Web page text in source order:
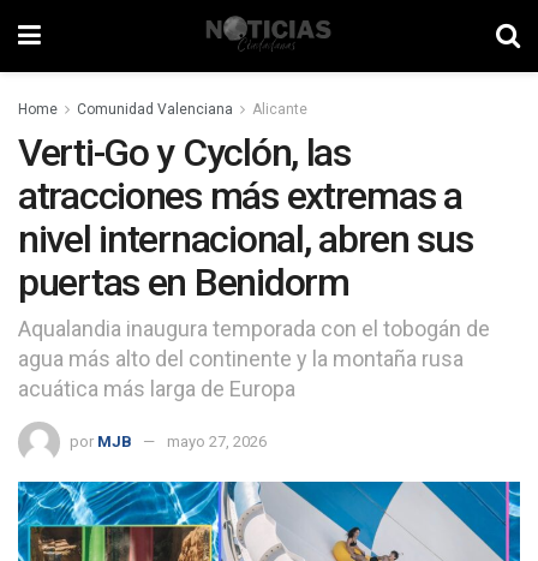
Home Comunidad Valenciana Alicante
Verti-Go y Cyclón, las
atracciones más extremas a
nivel internacional, abren sus
puertas en Benidorm
Aqualandia inaugura temporada con el tobogán de
agua más alto del continente y la montaña rusa
acuática más larga de Europa
por MJB mayo 27, 2026